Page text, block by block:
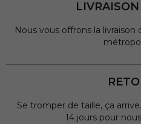
Nous vous offrons la livraison
Se tromper de taille, ça
14 jours pour